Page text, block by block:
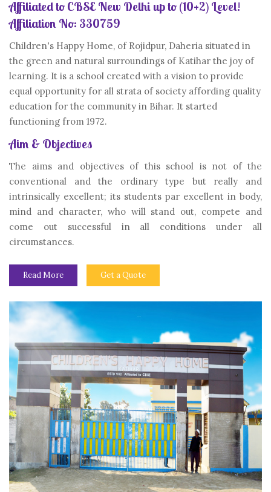
Affiliated to CBSE New Delhi up to (10+2) Level!
Affiliation No: 330759
Children's Happy Home, of Rojidpur, Daheria situated in
the green and natural surroundings of Katihar the joy of
learning. It is a school created with a vision to provide
equal opportunity for all strata of society affording quality
education for the community in Bihar. It started
functioning from 1972.
Aim & Objectives
The aims and objectives of this school is not of the
conventional and the ordinary type but really and
intrinsically excellent; its students par excellent in body,
mind and character, who will stand out, compete and
come out successful in all conditions under all
circumstances.
Read More Get a Quote